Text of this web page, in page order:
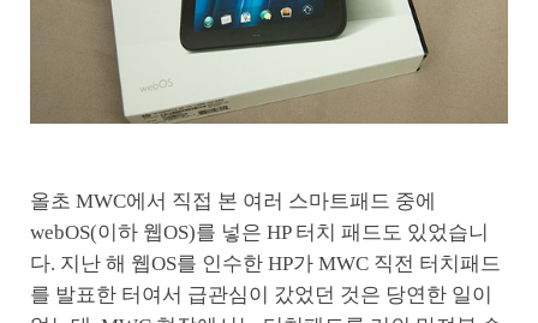
올초 MWC에서 직접 본 여러 스마트패드 중에
webOS(이하 웹OS)를 넣은 HP 터치 패드도 있었습니
다. 지난 해 웹OS를 인수한 HP가 MWC 직전 터치패드
를 발표한 터여서 급관심이 갔었던 것은 당연한 일이